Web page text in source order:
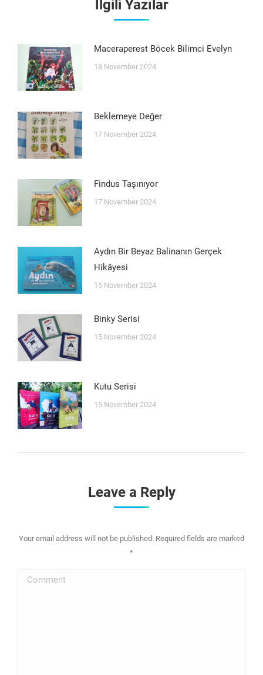
İlgili Yazılar
Maceraperest Böcek Bilimci Evelyn
18 November 2024
Beklemeye Değer
17 November 2024
Findus Taşınıyor
17 November 2024
Aydın Bir Beyaz Balinanın Gerçek
Hikâyesi
15 November 2024
Binky Serisi
15 November 2024
Kutu Serisi
15 November 2024
Leave a Reply
Your email address will not be published. Required fields are marked
*
Comment